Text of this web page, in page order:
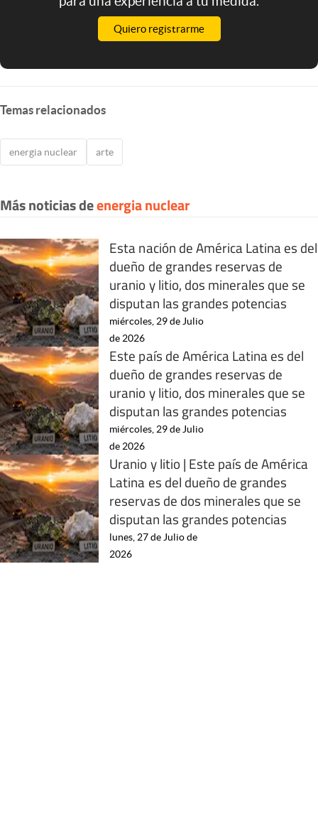
Quiero registrarme
Temas relacionados
energia nuclear arte
Más noticias deenergia nuclear
Esta nación de América Latina es del
dueño de grandes reservas de
uranio y litio, dos minerales que se
disputan las grandes potencias
miércoles, 29 de Julio
de 2026
Este país de América Latina es del
dueño de grandes reservas de
uranio y litio, dos minerales que se
disputan las grandes potencias
miércoles, 29 de Julio
de 2026
Uranio y litio | Este país de América
Latina es del dueño de grandes
reservas de dos minerales que se
disputan las grandes potencias
lunes, 27 de Julio de
2026